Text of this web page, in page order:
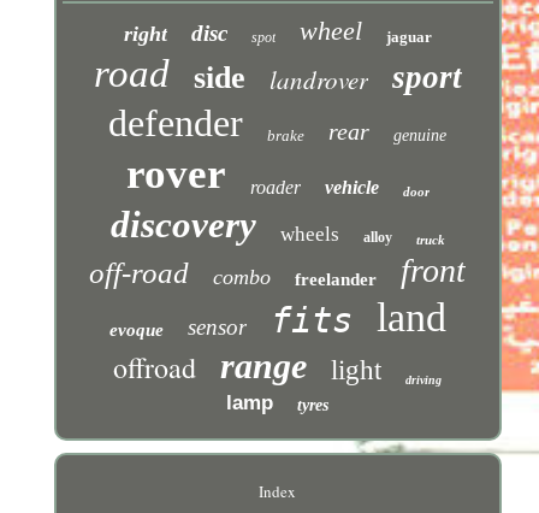
right disc spot wheel jaguar
road side landrover sport
defender brake rear genuine
rover roader vehicle door
discovery wheels alloy truck
off-road combo freelander front
evoque sensor fits land
offroad range light driving
lamp tyres
Index